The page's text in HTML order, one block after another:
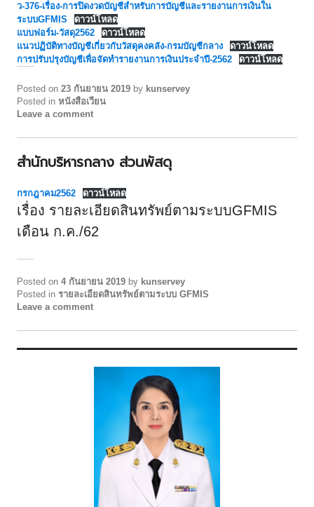
ว-376-เรื่อง-การปิดงวดบัญชีสำหรับการบัญชีและรายงานการเงินใน
ระบบGFMIS
ดาวน์โหลด
แบบฟอร์ม-วัสดุ2562
ดาวน์โหลด
แนวปฏิบัติทางบัญชีเกี่ยวกับวัสดุคงคลัง-กรมบัญชีกลาง
ดาวน์โหลด
การปรับปรุงบัญชีเพื่อจัดทำรายงานการเงินประจำปี-2562
ดาวน์โหลด
Posted on 23 กันยายน 2019 by kunservey
Posted in หนังสือเวียน
Leave a comment
สำนักบริหารกลาง ส่วนพัสดุ
กรกฎาคม2562 ดาวน์โหลด
เรื่อง รายละเอียดสินทรัพย์ตามระบบGFMIS
เดือน ก.ค./62
Posted on 4 กันยายน 2019 by kunservey
Posted in รายละเอียดสินทรัพย์ตามระบบ GFMIS
Leave a comment